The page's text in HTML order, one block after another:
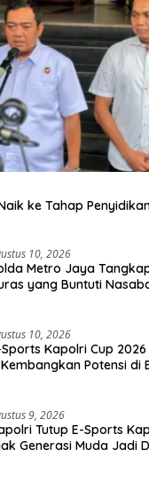
ke Tahap
10, 2026
Metro Jaya
yang Buntuti
10, 2026
Kapolri Cup
Potensi di
9, 2026
Tutup E-Sports
Generasi Muda Jadi